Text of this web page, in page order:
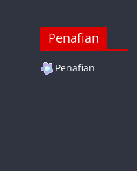
Penafian
Penafian